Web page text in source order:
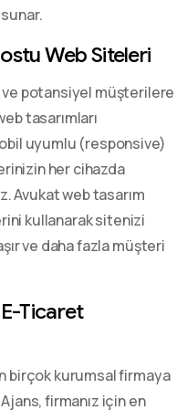
Web Siteleri
ve potansiyel müşterilere
tasarımları
uyumlu (responsive)
her cihazda
Avukat web tasarım
kullanarak sitenizi
ve daha fazla müşteri
Ticaret
birçok kurumsal firmaya
firmanız için en